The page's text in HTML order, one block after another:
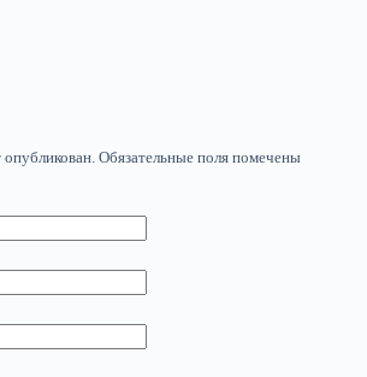
Обязательные поля помечены